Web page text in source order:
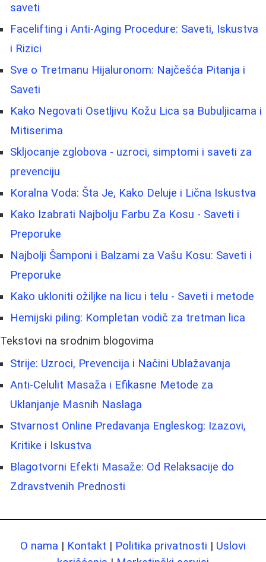
saveti
Facelifting i Anti-Aging Procedure: Saveti, Iskustva
i Rizici
Sve o Tretmanu Hijaluronom: Najčešća Pitanja i
Saveti
Kako Negovati Osetljivu Kožu Lica sa Bubuljicama i
Mitiserima
Skljocanje zglobova - uzroci, simptomi i saveti za
prevenciju
Koralna Voda: Šta Je, Kako Deluje i Lična Iskustva
Kako Izabrati Najbolju Farbu Za Kosu - Saveti i
Preporuke
Najbolji Šamponi i Balzami za Vašu Kosu: Saveti i
Preporuke
Kako ukloniti ožiljke na licu i telu - Saveti i metode
Hemijski piling: Kompletan vodič za tretman lica
Tekstovi na srodnim blogovima
Strije: Uzroci, Prevencija i Načini Ublažavanja
Anti-Celulit Masaža i Efikasne Metode za
Uklanjanje Masnih Naslaga
Stvarnost Online Predavanja Engleskog: Izazovi,
Kritike i Iskustva
Blagotvorni Efekti Masaže: Od Relaksacije do
Zdravstvenih Prednosti
O nama | Kontakt | Politika privatnosti | Uslovi